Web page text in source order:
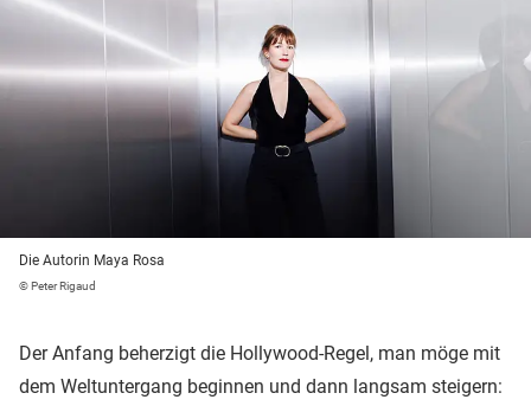
Die Autorin Maya Rosa
© Peter Rigaud
Der Anfang beherzigt die Hollywood-Regel, man möge mit
dem Weltuntergang beginnen und dann langsam steigern: